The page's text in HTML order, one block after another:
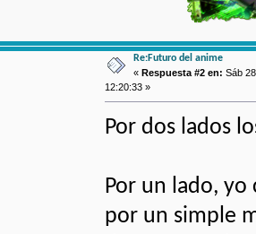
Re:Futuro del anime
« Respuesta #2 en: Sáb
12:20:33 »
Por dos lados
Por un lado, yo
por un simple